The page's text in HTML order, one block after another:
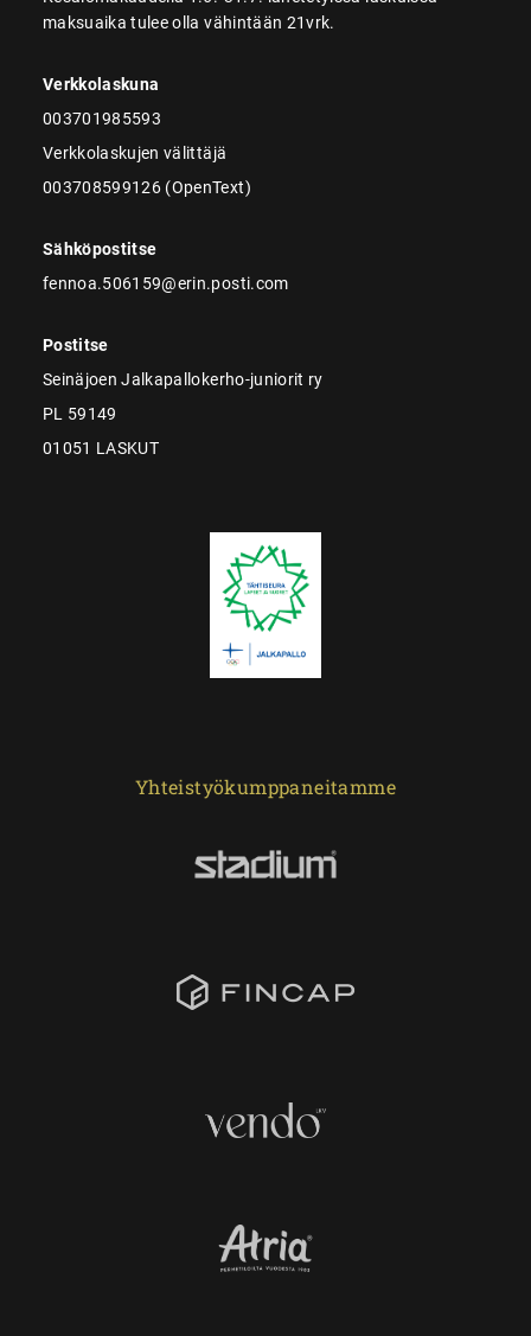
maksuaika tulee olla vähintään 21vrk.
Verkkolaskuna
003701985593
Verkkolaskujen välittäjä
003708599126 (OpenText)
Sähköpostitse
fennoa.506159@erin.posti.com
Postitse
Seinäjoen Jalkapallokerho-juniorit ry
PL 59149
01051 LASKUT
Yhteistyökumppaneitamme